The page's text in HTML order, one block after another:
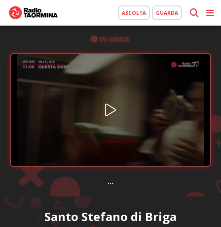
ASCOLTA GUARDA
IN ONDA
...
Santo Stefano di Briga